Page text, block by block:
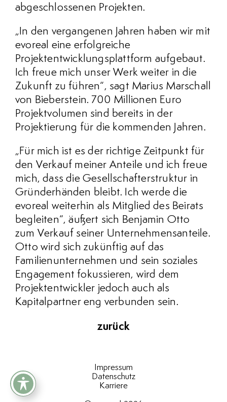
abgeschlossenen Projekten.
„In den vergangenen Jahren haben wir mit
evoreal eine erfolgreiche
Projektentwicklungsplattform aufgebaut.
Ich freue mich unser Werk weiter in die
Zukunft zu führen“, sagt Marius Marschall
von Bieberstein. 700 Millionen Euro
Projektvolumen sind bereits in der
Projektierung für die kommenden Jahren.
„Für mich ist es der richtige Zeitpunkt für
den Verkauf meiner Anteile und ich freue
mich, dass die Gesellschafterstruktur in
Gründerhänden bleibt. Ich werde die
evoreal weiterhin als Mitglied des Beirats
begleiten“, äußert sich Benjamin Otto
zum Verkauf seiner Unternehmensanteile.
Otto wird sich zukünftig auf das
Familienunternehmen und sein soziales
Engagement fokussieren, wird dem
Projektentwickler jedoch auch als
Kapitalpartner eng verbunden sein.
zurück
Impressum
Datenschutz
Karriere